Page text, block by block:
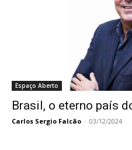
Espaço Aberto
Brasil, o eterno país
Carlos Sergio Falcão - 03/12/2024